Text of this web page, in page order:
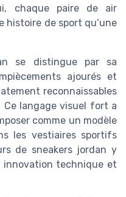
chaque paire de air
histoire de sport qu’une
se distingue par sa
ajourés et
reconnaissables
Ce langage visuel fort a
comme un modèle
les vestiaires sportifs
de sneakers jordan y
technique et